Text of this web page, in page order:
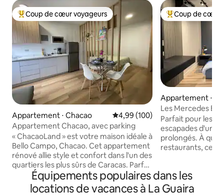
Coups de cœur voyageurs les plus appréciés
Coup de cœur voyageurs
Appartement ⋅ Chacao Évaluation moyenne sur la
4,99 (100)
Appartement Chacao, avec parking
« ChacaoLand » est votre maison idéale à
Bello Campo, Chacao. Cet appartement
rénové allie style et confort dans l'un des
quartiers les plus sûrs de Caracas. Parfait
pour les couples, les voyageurs d'affaires
et les familles, il offre une atmosphère
moderne avec une cuisine équipée et
Coups de cœur
Coup de cœur
Appartement ⋅
Les Mercedes
Premium Stay
Parfait pour les
escapades d'un
prolongés. À
restaurants,
le confort, le
de bon goût et
Équipements populaires dans les
locations de vacances à La Guaira